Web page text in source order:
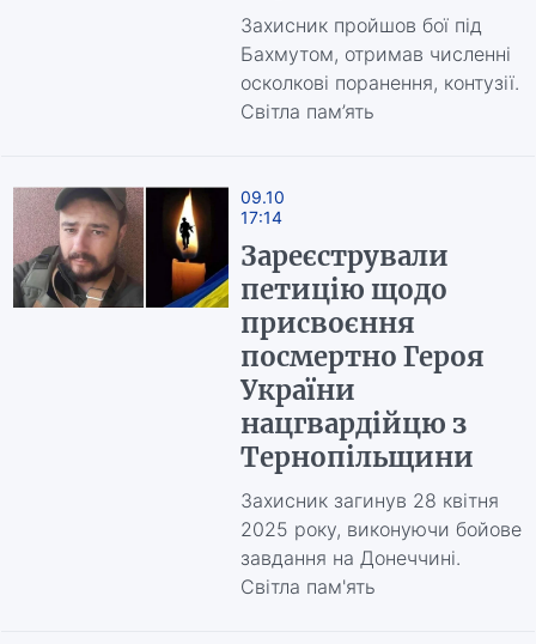
Захисник пройшов бої під
Бахмутом, отримав численні
осколкові поранення, контузії.
Світла пам’ять
09.10
17:14
Зареєстрували
петицію щодо
присвоєння
посмертно Героя
України
нацгвардійцю з
Тернопільщини
Захисник загинув 28 квітня
2025 року, виконуючи бойове
завдання на Донеччині.
Світла пам'ять